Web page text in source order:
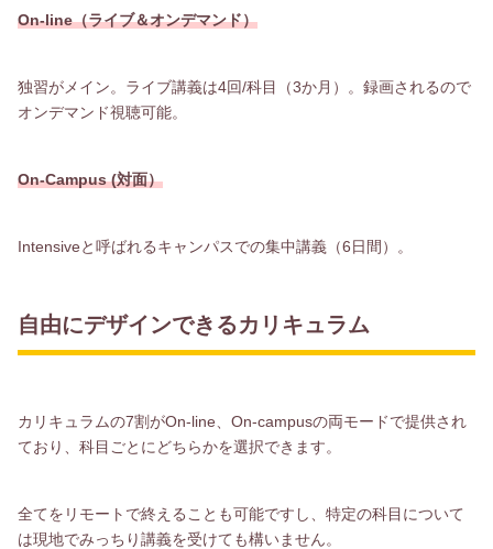
On-line（ライブ＆オンデマンド）
独習がメイン。ライブ講義は4回/科目（3か月）。録画されるので
オンデマンド視聴可能。
On-Campus (対面）
Intensiveと呼ばれるキャンパスでの集中講義（6日間）。
自由にデザインできるカリキュラム
カリキュラムの7割がOn-line、On-campusの両モードで提供され
ており、科目ごとにどちらかを選択できます。
全てをリモートで終えることも可能ですし、特定の科目について
は現地でみっちり講義を受けても構いません。